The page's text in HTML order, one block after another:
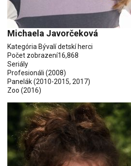
Michaela Javorčeková
Kategória Bývalí detskí herci
Počet zobrazení16,868
Seriály
Profesionáli (2008)
Panelák(2010-2015, 2017)
Zoo (2016)